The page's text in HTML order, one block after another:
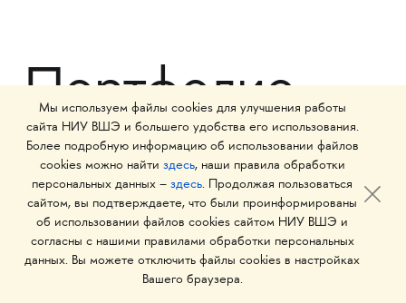
Портфолио
лицеистов-
дизайнеров
Мы используем файлы cookies для улучшения работы
сайта НИУ ВШЭ и большего удобства его использования.
Более подробную информацию об использовании файлов
cookies можно найти здесь, наши правила обработки
персональных данных – здесь. Продолжая пользоваться
сайтом, вы подтверждаете, что были проинформированы
об использовании файлов cookies сайтом НИУ ВШЭ и
согласны с нашими правилами обработки персональных
данных. Вы можете отключить файлы cookies в настройках
Вашего браузера.